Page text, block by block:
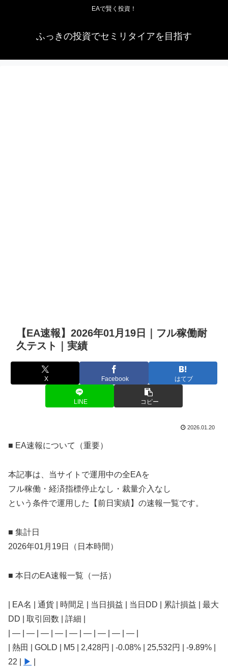
EAで賢く投資！
ふっきの投資でセミリタイアを目指す
【EA速報】2026年01月19日｜フル稼働耐
久テスト｜実績
X Facebook はてブ
LINE コピー
2026.01.20
■ EA速報について（重要）
本記事は、当サイトで運用中の全EAを
フル稼働・経済指標停止なし・裁量介入なし
という条件で運用した【前日実績】の速報一覧です。
■ 集計日
2026年01月19日（日本時間）
■ 本日のEA速報一覧（一括）
| EA名 | 通貨 | 時間足 | 当日損益 | 当日DD | 累計損益 | 最大
DD | 取引回数 | 詳細 |
| — | — | — | — | — | — | — | — | — |
| 熱田 | GOLD | M5 | 2,428円 | -0.08% | 25,532円 | -9.89% |
22 |
▶